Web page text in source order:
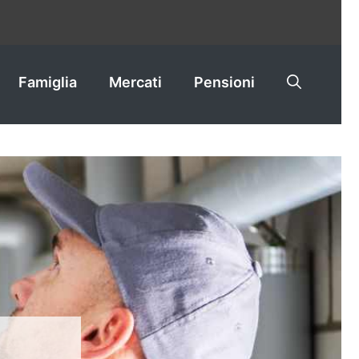
Famiglia Mercati Pensioni